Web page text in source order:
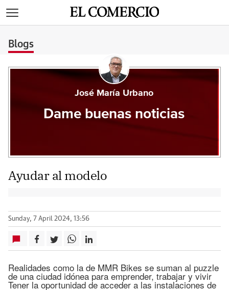
Blogs
José María Urbano
Dame buenas noticias
Ayudar al modelo
Sunday, 7 April 2024, 13:56
Realidades como la de MMR Bikes se suman al puzzle
de una ciudad idónea para emprender, trabajar y vivir
Tener la oportunidad de acceder a las instalaciones de